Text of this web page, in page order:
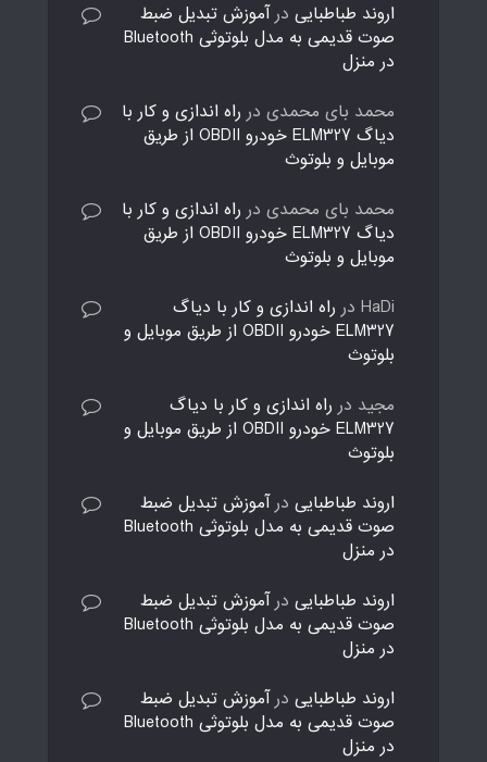
اروند طباطبایی درآموزش تبدیل ضبط
صوت قدیمی به مدل بلوتوثی Bluetooth
در منزل
محمد بای محمدی در راه اندازی و کار با
دیاگ ELM327 خودرو OBDII از طریق
موبایل و بلوتوث
محمد بای محمدی در راه اندازی و کار با
دیاگ ELM327 خودرو OBDII از طریق
موبایل و بلوتوث
HaDi در راه اندازی و کار با دیاگ
ELM327 خودرو OBDII از طریق موبایل و
بلوتوث
مجید در راه اندازی و کار با دیاگ
ELM327 خودرو OBDII از طریق موبایل و
بلوتوث
اروند طباطبایی درآموزش تبدیل ضبط
صوت قدیمی به مدل بلوتوثی Bluetooth
در منزل
اروند طباطبایی درآموزش تبدیل ضبط
صوت قدیمی به مدل بلوتوثی Bluetooth
در منزل
اروند طباطبایی درآموزش تبدیل ضبط
صوت قدیمی به مدل بلوتوثی Bluetooth
در منزل